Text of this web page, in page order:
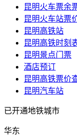
昆明火车票余
昆明火车站票
昆明高铁站
昆明高铁时刻
昆明景点门票
酒店预订
昆明高铁票价
昆明汽车站
已开通地铁城市
华东